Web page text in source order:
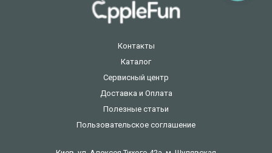
Контакты
Каталог
Сервисный центр
Доставка и Оплата
Полезные статьи
Пользовательское соглашение